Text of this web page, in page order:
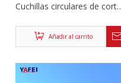
Cuchillas circulares de corte
y aluminio
Añadir al carrito